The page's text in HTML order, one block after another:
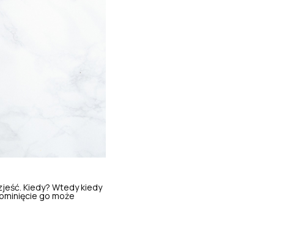
Kiedy? Wtedy kiedy
go może